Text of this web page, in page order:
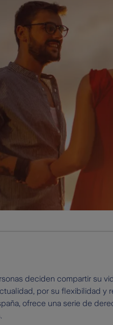
deciden compartir su
por su flexibilidad y
ofrece una serie de